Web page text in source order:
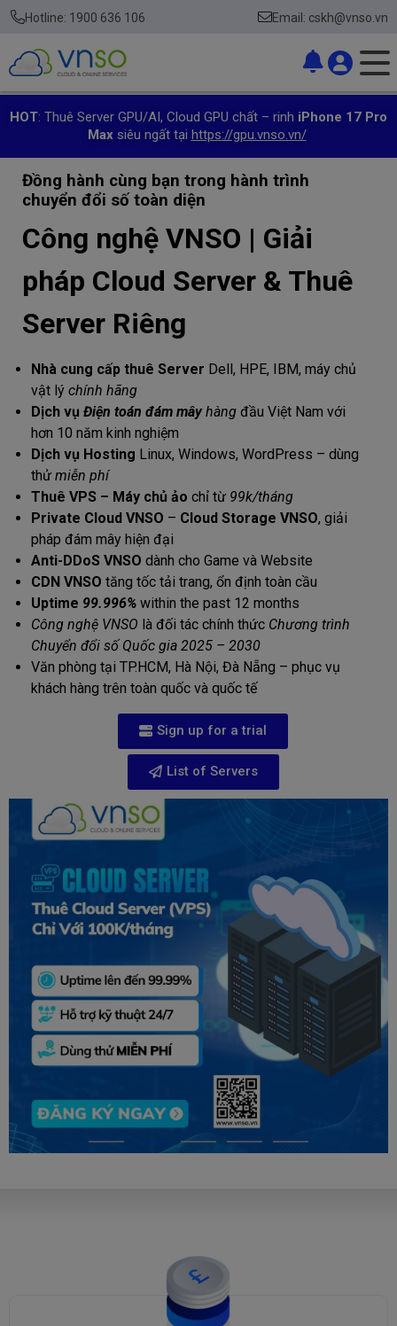
Hotline: 1900 636 106 Email: cskh@vnso.vn
HOT: Thuê Server GPU/AI, Cloud GPU chất – rinh iPhone 17 Pro
Maxsiêu ngất tại https://gpu.vnso.vn/
Đồng hành cùng bạn trong hành trình
chuyển đổi số toàn diện
Công nghệ VNSO | Giải
pháp Cloud Server & Thuê
Server Riêng
Nhà cung cấp thuê Server Dell, HPE, IBM, máy chủ
vật lý chính hãng
Dịch vụ Điện toán đám mâyhàng đầu Việt Nam với
hơn 10 năm kinh nghiệm
Dịch vụ Hosting Linux, Windows, WordPress – dùng
thử miễn phí
Thuê VPS – Máy chủ ảo chỉ từ 99k/tháng
Private Cloud VNSO – Cloud Storage VNSO, giải
pháp đám mây hiện đại
Anti-DDoS VNSO dành cho Game và Website
CDN VNSO tăng tốc tải trang, ổn định toàn cầu
Uptime 99.996% within the past 12 months
Công nghệ VNSO là đối tác chính thức Chương trình
Chuyển đổi số Quốc gia 2025 – 2030
Văn phòng tại TP.HCM, Hà Nội, Đà Nẵng – phục vụ
khách hàng trên toàn quốc và quốc tế
Sign up for a trial
List of Servers